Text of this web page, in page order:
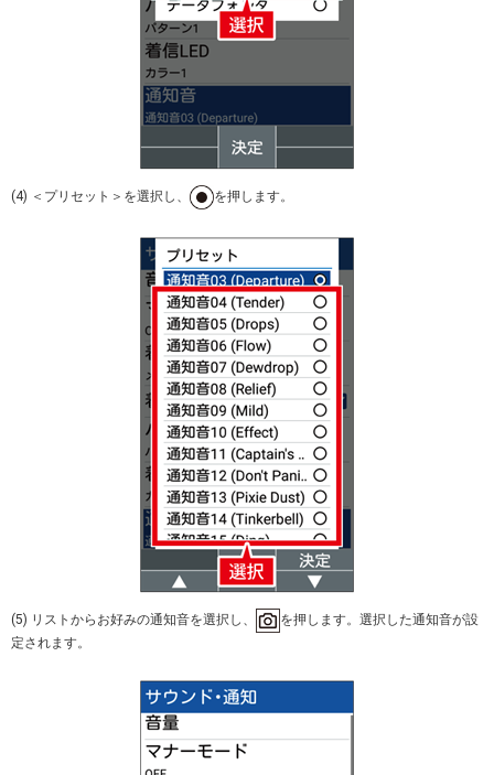
(4) ＜プリセット＞を選択し、 を押します。
(5) リストからお好みの通知音を選択し、
を押します。選択した通知音が設
定されます。